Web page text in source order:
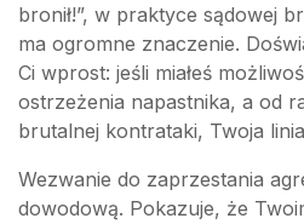
bronił!”, w praktyce sądowej
ma ogromne znaczenie.
Ci wprost: jeśli miałeś
ostrzeżenia napastnika, a od
brutalnej kontrataki, Twoja
Wezwanie do zaprzestania
dowodową. Pokazuje, że